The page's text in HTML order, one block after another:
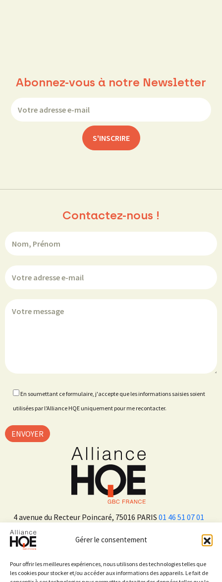
Gérer le consentement
Pour offrir les meilleures expériences, nous utilisons des technologies telles que
les cookies pour stocker et/ou accéder aux informations des appareils. Le fait de
Abonnez-vous à notre Newsletter
4 avenue du Recteur Poincaré, 75016 PARIS 01 46 51 07 01
Contactez-nous !
En soumettant ce formulaire, j'accepte que les informations saisies soient
utilisées par l'Alliance HQE uniquement pour me recontacter.